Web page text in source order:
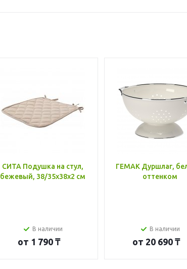
СИТА Подушка на стул,
бежевый, 38/35x38x2 см
В наличии
от 1 790 ₸
ГЕМАК Дуршлаг,
оттенком
В наличии
от 20 690 ₸